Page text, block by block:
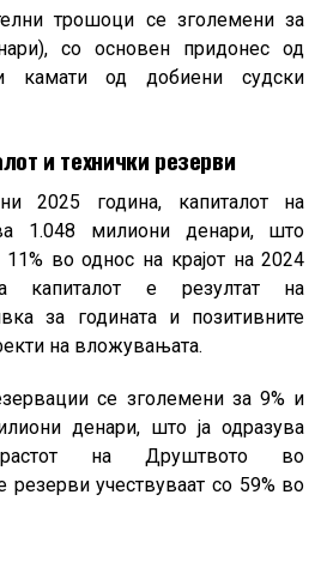
трошоци се зголемени за
со основен придонес од
камати од добиени судски
и технички резерви
2025 година, капиталот на
1.048 милиони денари, што
11% во однос на крајот на 2024
капиталот е резултат на
за годината и позитивните
на вложувањата.
се зголемени за 9% и
денари, што ја одразува
на Друштвото во
резерви учествуваат со 59% во